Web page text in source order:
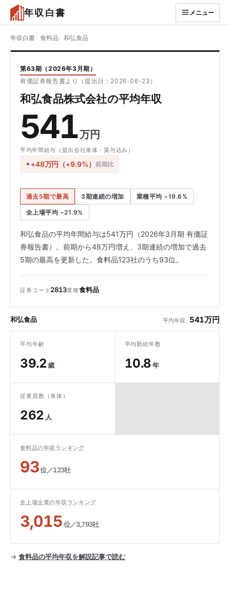
年収白書 メニュー
年収白書 食料品 和弘食品
第63期（2026年3月期）
有価証券報告書より（提出日：2026-06-23）
和弘食品株式会社の平均年収
541万円
平均年間給与（提出会社単体・賞与込み）
+48万円（+9.9%）前期比
過去5期で最高 3期連続の増加 業種平均 −19.6%
全上場平均 −21.9%
和弘食品の平均年間給与は541万円（2026年3月期 有価証
券報告書）。前期から48万円増え、3期連続の増加で過去
5期の最高を更新した。食料品123社のうち93位。
証券コード2813業種食料品
和弘食品 平均年収 541万円
平均年齢
39.2 歳
平均勤続年数
10.8年
従業員数（単体）
262 人
食料品の年収ランキング
93位／123社
全上場企業の年収ランキング
3,015位／3,793社
→ 食料品の平均年収を解説記事で読む